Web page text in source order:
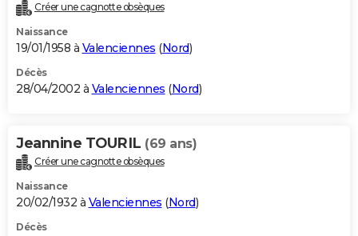
Créer une cagnotte obsèques
Naissance
19/01/1958 à Valenciennes (Nord)
Décès
28/04/2002 à Valenciennes (Nord)
Jeannine TOURIL (69 ans)
Créer une cagnotte obsèques
Naissance
20/02/1932 à Valenciennes (Nord)
Décès